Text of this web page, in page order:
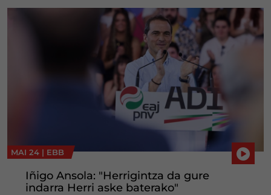
MAI 24 | EBB
Iñigo Ansola: "Herrigintza da gure
indarra Herri aske baterako"